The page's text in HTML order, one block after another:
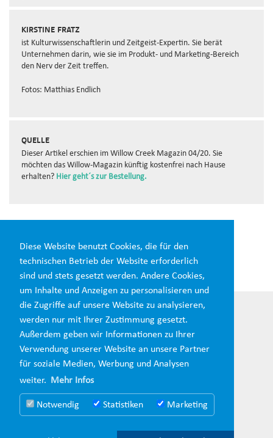
Diese Website benutzt Cookies, die für den
technischen Betrieb der Website erforderlich
sind und stets gesetzt werden. Andere Cookies,
um Inhalte und Anzeigen zu personalisieren und
die Zugriffe auf unsere Website zu analysieren,
werden nur mit Ihrer Zustimmung gesetzt.
Außerdem geben wir Informationen zu Ihrer
Verwendung unserer Website an unsere Partner
für soziale Medien, Werbung und Analysen
weiter. Mehr Infos
Notwendig Statistiken Marketing
KIRSTINE FRATZ
ist Kulturwissenschaftlerin und Zeitgeist-Expertin. Sie berät
Unternehmen darin, wie sie im Produkt- und Marketing-Bereich
den Nerv der Zeit treffen.
Fotos: Matthias Endlich
QUELLE
Dieser Artikel erschien im Willow Creek Magazin 04/20. Sie
möchten das Willow-Magazin künftig kostenfrei nach Hause
erhalten? Hier geht´s zur Bestellung.